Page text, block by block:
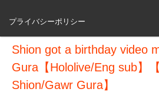
プライバシーポリシー
Shion got a birthday video
Gura【Hololive/Eng sub】
Shion/Gawr Gura】